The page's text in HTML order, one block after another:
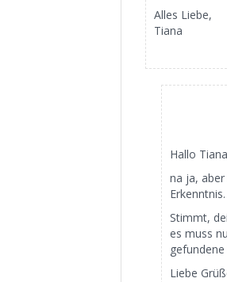
Alles Liebe,
Tiana
Hallo
na ja,
Stimmt,
es muss
Liebe